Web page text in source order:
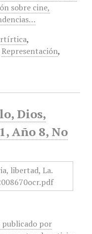
sobre cine,
,
Representación,
Dios,
Año 8, No
por